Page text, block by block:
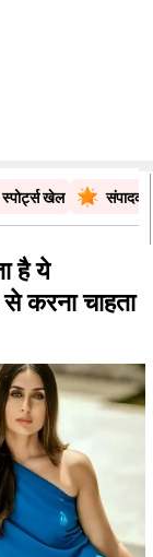
स्पोर्ट्स खेल
है ये
करना चाहता